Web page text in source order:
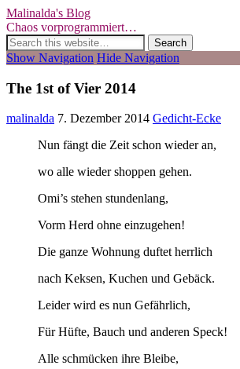
Malinalda's Blog
Chaos vorprogrammiert…
Show Navigation Hide Navigation
The 1st of Vier 2014
malinalda 7. Dezember 2014 Gedicht-Ecke
Nun fängt die Zeit schon wieder an,
wo alle wieder shoppen gehen.
Omi’s stehen stundenlang,
Vorm Herd ohne einzugehen!
Die ganze Wohnung duftet herrlich
nach Keksen, Kuchen und Gebäck.
Leider wird es nun Gefährlich,
Für Hüfte, Bauch und anderen Speck!
Alle schmücken ihre Bleibe,